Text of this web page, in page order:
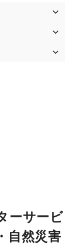
ーサービ
自然災害